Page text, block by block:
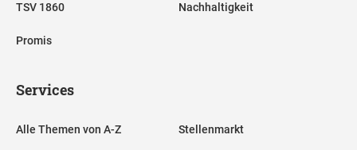
TSV 1860
Promis
Nachhaltigkeit
Services
Alle Themen von A-Z Stellenmarkt